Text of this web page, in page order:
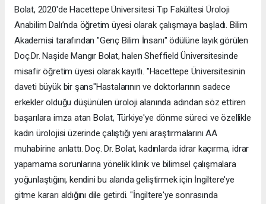
Bolat, 2020'de Hacettepe Üniversitesi Tıp Fakültesi Üroloji
Anabilim Dalı’nda öğretim üyesi olarak çalışmaya başladı. Bilim
Akademisi tarafından "Genç Bilim İnsanı" ödülüne layık görülen
Doç.Dr. Naşide Mangır Bolat, halen Sheffield Üniversitesinde
misafir öğretim üyesi olarak kayıtlı. "Hacettepe Üniversitesinin
daveti büyük bir şans"Hastalarının ve doktorlarının sadece
erkekler olduğu düşünülen üroloji alanında adından söz ettiren
başarılara imza atan Bolat, Türkiye'ye dönme süreci ve özellikle
kadın ürolojisi üzerinde çalıştığı yeni araştırmalarını AA
muhabirine anlattı. Doç. Dr. Bolat, kadınlarda idrar kaçırma, idrar
yapamama sorunlarına yönelik klinik ve bilimsel çalışmalara
yoğunlaştığını, kendini bu alanda geliştirmek için İngiltere'ye
gitme kararı aldığını dile getirdi. "İngiltere'ye sonrasında